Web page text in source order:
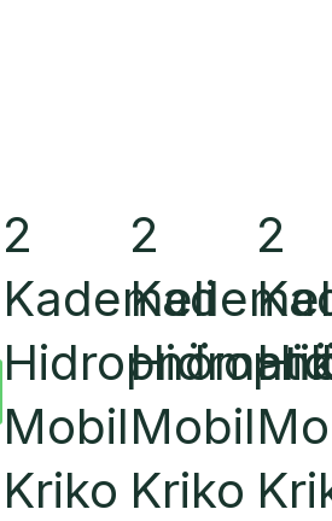
2
Kademeli
Mobil
Kriko
2
Mobil
Kriko
2